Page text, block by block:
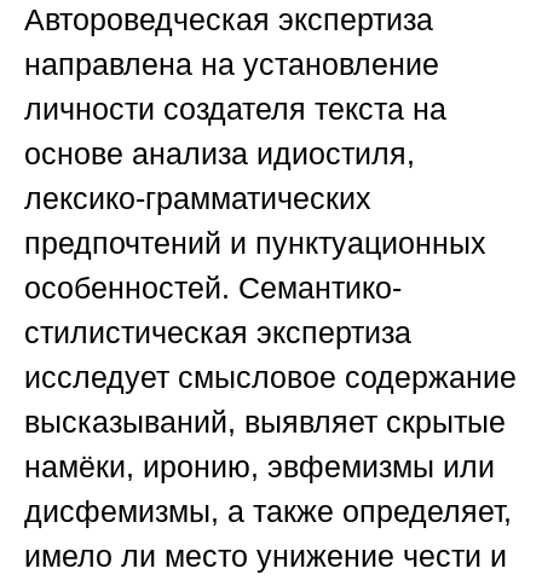
Автороведческая экспертиза
направлена на установление
личности создателя текста на
основе анализа идиостиля,
лексико-грамматических
предпочтений и пунктуационных
особенностей. Семантико-
стилистическая экспертиза
исследует смысловое содержание
высказываний, выявляет скрытые
намёки, иронию, эвфемизмы или
дисфемизмы, а также определяет,
имело ли место унижение чести и